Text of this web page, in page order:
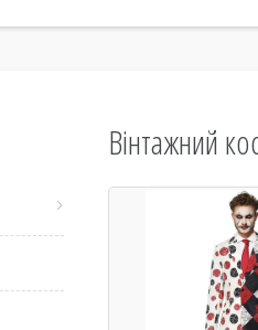
Вінтажний